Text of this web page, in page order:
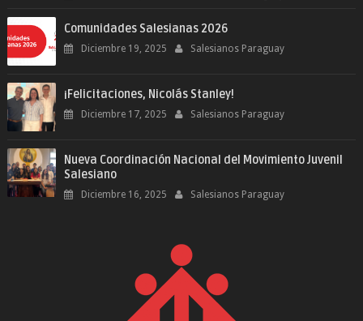
Comunidades Salesianas 2026
Diciembre 19, 2025 Salesianos Paraguay
¡Felicitaciones, Nicolás Stanley!
Diciembre 17, 2025 Salesianos Paraguay
Nueva Coordinación Nacional del Movimiento Juvenil
Salesiano
Diciembre 16, 2025 Salesianos Paraguay